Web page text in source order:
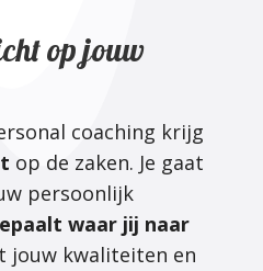
op jouw
coaching krijg
op de zaken. Je gaat
persoonlijk
waar jij naar
jouw kwaliteiten en